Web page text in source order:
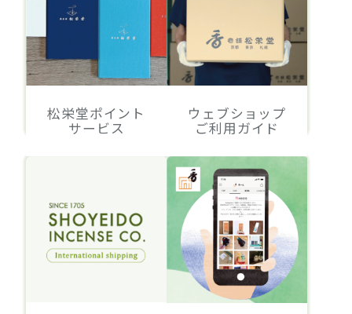
松栄堂ポイント
サービス
ウェブショップ
ご利用ガイド